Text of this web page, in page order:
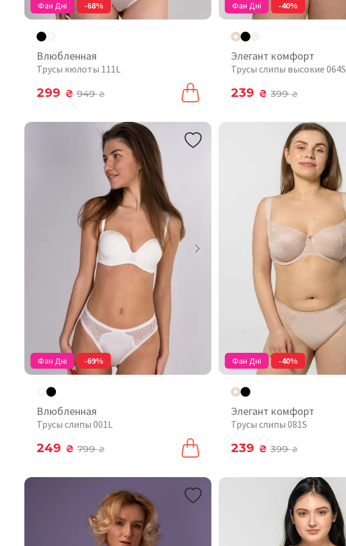
Фан Дні -68%
Влюбленная
Трусы кюлоты 111L
299 ₴ 949₴
Фан Дні -40%
Элегант комфорт
Трусы слипы высокие 064S
239 ₴ 399₴
Фан Дні -69%
Влюбленная
Трусы слипы 001L
249 ₴ 799₴
Фан Дні -40%
Элегант комфорт
Трусы слипы 081S
239 ₴ 399₴